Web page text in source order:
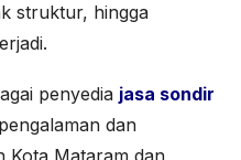
struktur, hingga
penyedia jasa sondir
dan